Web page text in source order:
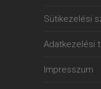
Sütikezelési
Adatkezelési
Impresszum